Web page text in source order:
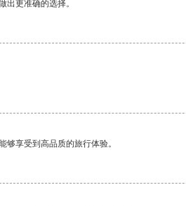
出更准确的选择。
享受到高品质的旅行体验。